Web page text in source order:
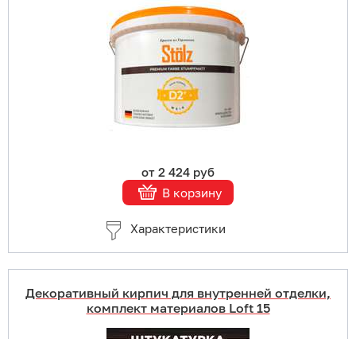
от 2 424 руб
В корзину
Характеристики
В корзину
Подробнее
Декоративный кирпич для внутренней отделки,
комплект материалов Loft 15
Купить в 1 клик